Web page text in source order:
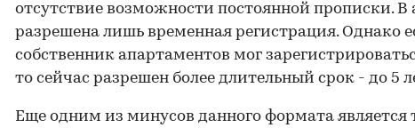
отсутствие возможности постоянной прописки. В
разрешена лишь временная регистрация. Однако
собственник апартаментов мог
то сейчас разрешен более длительный срок - до 5
Еще одним из минусов данного формата является